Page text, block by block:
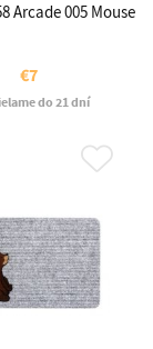
Arcade 005 Mouse
€7
do 21 dní